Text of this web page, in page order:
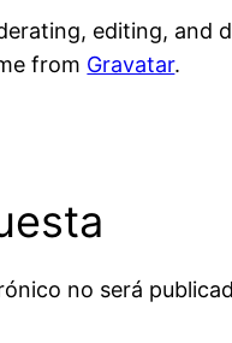
editing, and
from Gravatar.
no será